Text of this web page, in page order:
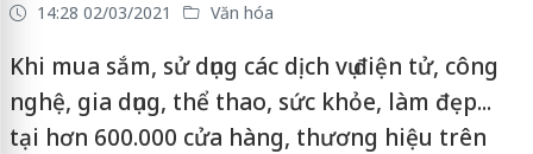
14:28 02/03/2021 Văn hóa
Khi mua sắm, sử dụng các dịch vụ điện tử, công
nghệ, gia dụng, thể thao, sức khỏe, làm đẹp...
tại hơn 600.000 cửa hàng, thương hiệu trên